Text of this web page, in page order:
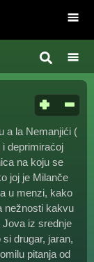
a la Nemanjići (
deprimiraćoj
na koju se
joj je Milanče
u menzi, kako
nežnosti kakvu
Jova iz srednje
drugar, jaran,
pitanja od